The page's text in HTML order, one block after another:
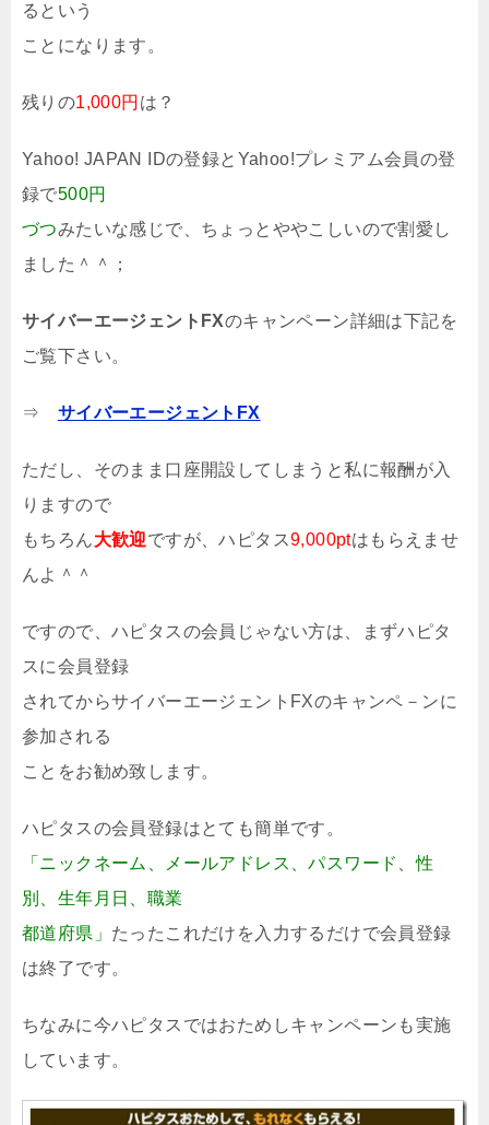
るという
ことになります。
残りの1,000円 は？
Yahoo! JAPAN IDの登録とYahoo!プレミアム会員の登
録で500円
づつみたいな感じで、ちょっとややこしいので割愛し
ました＾＾；
サイバーエージェントFXのキャンペーン詳細は下記を
ご覧下さい。
⇒ サイバーエージェントFX
ただし、そのまま口座開設してしまうと私に報酬が入
りますので
もちろん大歓迎ですが、ハピタス9,000ptはもらえませ
んよ＾＾
ですので、ハピタスの会員じゃない方は、まずハピタ
スに会員登録
されてからサイバーエージェントFXのキャンペ－ンに
参加される
ことをお勧め致します。
ハピタスの会員登録はとても簡単です。
「ニックネーム、メールアドレス、パスワード、性
別、生年月日、職業
都道府県」 たったこれだけを入力するだけで会員登録
は終了です。
ちなみに今ハピタスではおためしキャンペーンも実施
しています。